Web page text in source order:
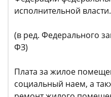
исполнительной власти.
(в ред. Федерального
ФЗ)
Плата за жилое
социальный наем, а